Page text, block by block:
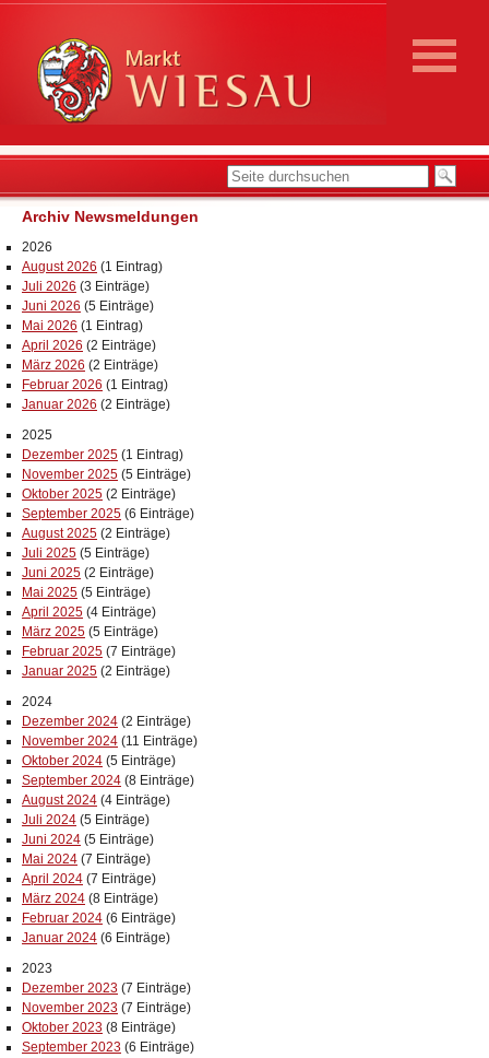
Archiv Newsmeldungen
2026
August 2026 (1 Eintrag)
Juli 2026 (3 Einträge)
Juni 2026 (5 Einträge)
Mai 2026 (1 Eintrag)
April 2026 (2 Einträge)
März 2026 (2 Einträge)
Februar 2026 (1 Eintrag)
Januar 2026 (2 Einträge)
2025
Dezember 2025 (1 Eintrag)
November 2025 (5 Einträge)
Oktober 2025 (2 Einträge)
September 2025 (6 Einträge)
August 2025 (2 Einträge)
Juli 2025 (5 Einträge)
Juni 2025 (2 Einträge)
Mai 2025 (5 Einträge)
April 2025 (4 Einträge)
März 2025 (5 Einträge)
Februar 2025 (7 Einträge)
Januar 2025 (2 Einträge)
2024
Dezember 2024 (2 Einträge)
November 2024 (11 Einträge)
Oktober 2024 (5 Einträge)
September 2024 (8 Einträge)
August 2024 (4 Einträge)
Juli 2024 (5 Einträge)
Juni 2024 (5 Einträge)
Mai 2024 (7 Einträge)
April 2024 (7 Einträge)
März 2024 (8 Einträge)
Februar 2024 (6 Einträge)
Januar 2024 (6 Einträge)
2023
Dezember 2023 (7 Einträge)
November 2023 (7 Einträge)
Oktober 2023 (8 Einträge)
September 2023 (6 Einträge)